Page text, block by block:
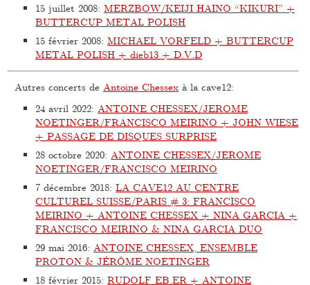
15 juillet 2008:MERZBOW/KEIJI HAINO “KIKURI” +
BUTTERCUP METAL POLISH
15 février 2008:MICHAEL VORFELD + BUTTERCUP
METAL POLISH + dieb13 + D.V.D
Autres concerts deAntoine Chessex à la cave12:
24 avril 2022:ANTOINE CHESSEX/JEROME
NOETINGER/FRANCISCO MEIRINO + JOHN WIESE
+ PASSAGE DE DISQUES SURPRISE
28 octobre 2020:ANTOINE CHESSEX/JEROME
NOETINGER/FRANCISCO MEIRINO
7 décembre 2018:LA CAVE12 AU CENTRE
CULTUREL SUISSE/PARIS # 3: FRANCISCO
MEIRINO + ANTOINE CHESSEX + NINA GARCIA +
FRANCISCO MEIRINO & NINA GARCIA DUO
29 mai 2016:ANTOINE CHESSEX, ENSEMBLE
PROTON & JÉRÔME NOETINGER
18 février 2015:RUDOLF EB.ER + ANTOINE